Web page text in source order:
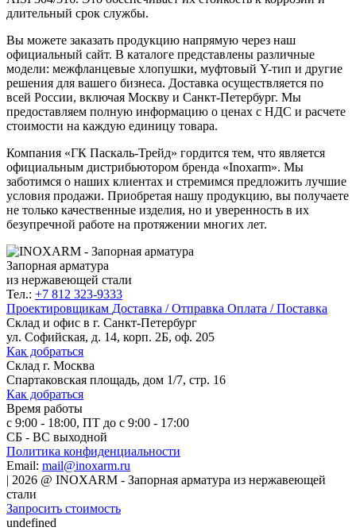
длительный срок службы.
Вы можете заказать продукцию напрямую через наш
официальный сайт. В каталоге представлены различные
модели: межфланцевые хлопушки, муфтовый Y-тип и другие
решения для вашего бизнеса. Доставка осуществляется по
всей России, включая Москву и Санкт-Петербург. Мы
предоставляем полную информацию о ценах с НДС и расчете
стоимости на каждую единицу товара.
Компания «ГК Паскаль-Трейд» гордится тем, что является
официальным дистрибьютором бренда «Inoxarm». Мы
заботимся о наших клиентах и стремимся предложить лучшие
условия продажи. Приобретая нашу продукцию, вы получаете
не только качественные изделия, но и уверенность в их
безупречной работе на протяжении многих лет.
Запорная арматура
из нержавеющей стали
Тел.: +7 812 323-9333
Проектировщикам Доставка / Отправка Оплата / Поставка
Склад и офис в г. Санкт-Петербург
ул. Софийская, д. 14, корп. 2Б, оф. 205
Как добраться
Склад г. Москва
Спартаковская площадь, дом 1/7, стр. 16
Как добраться
Время работы
с 9:00 - 18:00, ПТ до с 9:00 - 17:00
СБ - ВС выходной
Политика конфиденциальности
Email: mail@inoxarm.ru
| 2026 @ INOXARM - Запорная арматура из нержавеющей
стали
Запросить стоимость
undefined